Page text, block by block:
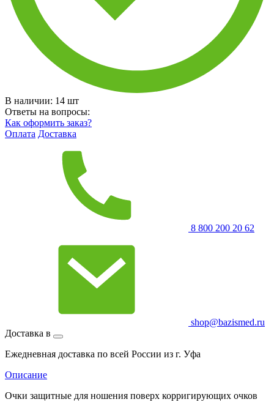
В наличии: 14 шт
Ответы на вопросы:
Как оформить заказ?
Оплата Доставка
8 800 200 20 62
shop@bazismed.ru
Доставка в
Ежедневная доставка по всей России из г. Уфа
Описание
Очки защитные для ношения поверх корригирующих очков